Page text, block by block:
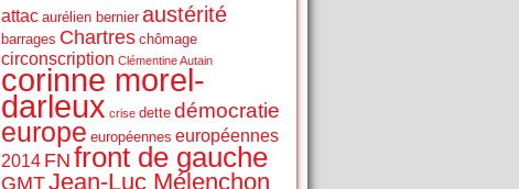
attac aurélien bernier austérité
barrages Chartres chômage
circonscription Clémentine Autain
corinne morel-
darleux crise dette démocratie
europe européennes européennes
2014 FN front de gauche
GMTJean-Luc Mélenchon